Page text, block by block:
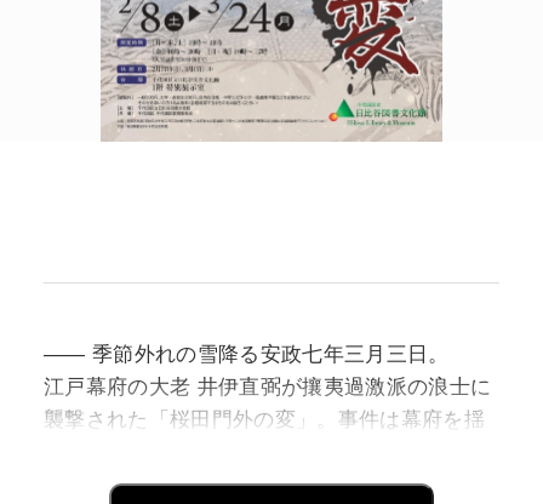
―― 季節外れの雪降る安政七年三月三日。
江戸幕府の大老 井伊直弼が攘夷過激派の浪士に
襲撃された「桜田門外の変」。事件は幕府を揺
ととなります。